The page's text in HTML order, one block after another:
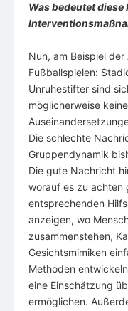
Was bedeutet
Nun, am Beispiel
Fußballspielen:
Unruhestifter sind
möglicherweise
Die schlechte
Gruppendynamik
Die gute Nachricht
worauf es zu achten
entsprechenden
anzeigen, wo
zusammenstehen,
Gesichtsmimiken
Methoden
eine Einschätzung
ermöglichen.